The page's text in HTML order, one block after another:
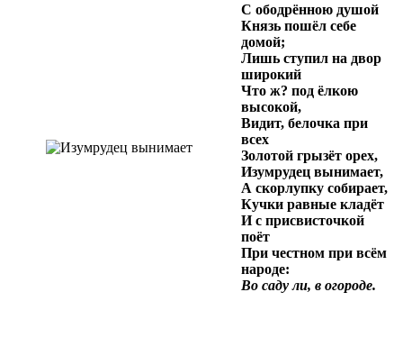
С ободрённою душой
Князь пошёл себе
домой;
Лишь ступил на двор
широкий
Что ж? под ёлкою
высокой,
Видит, белочка при
всех
Золотой грызёт орех,
Изумрудец вынимает,
А скорлупку собирает,
Кучки равные кладёт
И с присвисточкой
поёт
При честном при всём
народе:
Во саду ли, в огороде.